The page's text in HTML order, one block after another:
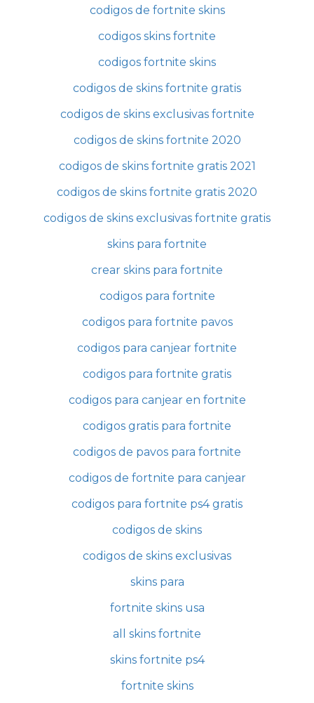
codigos de fortnite skins
codigos skins fortnite
codigos fortnite skins
codigos de skins fortnite gratis
codigos de skins exclusivas fortnite
codigos de skins fortnite 2020
codigos de skins fortnite gratis 2021
codigos de skins fortnite gratis 2020
codigos de skins exclusivas fortnite gratis
skins para fortnite
crear skins para fortnite
codigos para fortnite
codigos para fortnite pavos
codigos para canjear fortnite
codigos para fortnite gratis
codigos para canjear en fortnite
codigos gratis para fortnite
codigos de pavos para fortnite
codigos de fortnite para canjear
codigos para fortnite ps4 gratis
codigos de skins
codigos de skins exclusivas
skins para
fortnite skins usa
all skins fortnite
skins fortnite ps4
fortnite skins